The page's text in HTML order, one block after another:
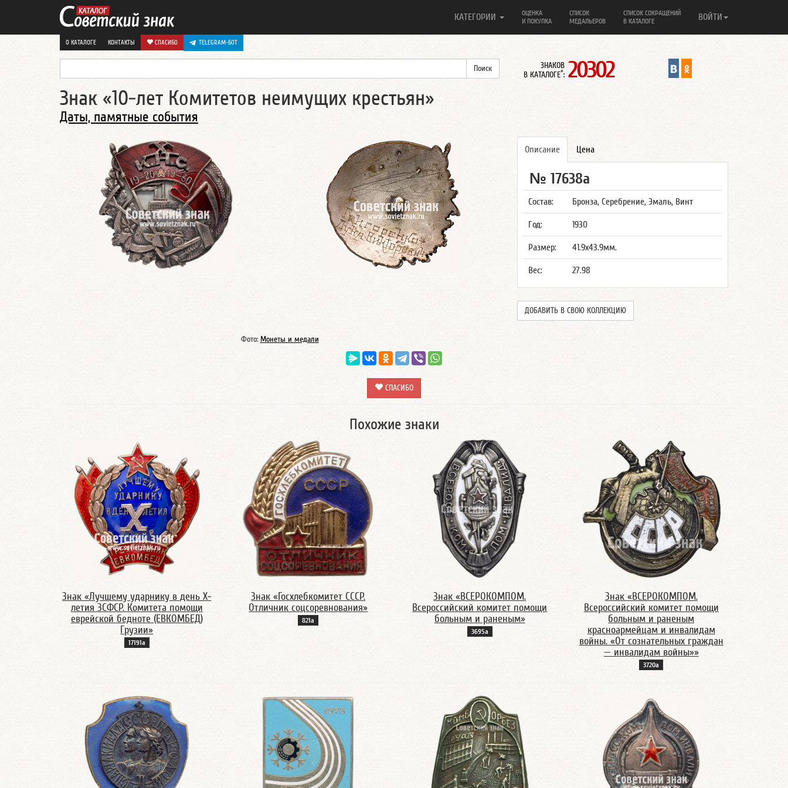
КАТЕГОРИИ
ОЦЕНКА
И ПОКУПКА
СПИСОК
МЕДАЛЬЕРОВ
СПИСОК СОКРАЩЕНИЙ
В КАТАЛОГЕ
ВОЙТИ
О КАТАЛОГЕ КОНТАКТЫ СПАСИБО TELEGRAM-БОТ
ЗНАКОВ
В КАТАЛОГЕ*: 20302
Знак «10-лет Комитетов неимущих крестьян»
Даты, памятные события
Описание Цена
№ 17638а
Состав: Бронза, Серебрение, Эмаль, Винт
Год: 1930
Размер: 41.9x43.9мм.
Вес: 27.98
ДОБАВИТЬ В СВОЮ КОЛЛЕКЦИЮ
Фото: Монеты и медали
СПАСИБО
Похожие знаки
Знак «Лучшему ударнику в день Х-
летия ЗСФСР. Комитета помощи
еврейской бедноте (ЕВКОМБЕД)
Грузии»
17191а
Знак «Госхлебкомитет СССР.
Отличник соцсоревнования»
821а
Знак «ВСЕРОКОМПОМ.
Всероссийский комитет помощи
больным и раненым»
3695а
Знак «ВСЕРОКОМПОМ.
Всероссийский комитет помощи
больным и раненым
красноармейцам и инвалидам
войны. «От сознательных граждан
— инвалидам войны»»
3720а